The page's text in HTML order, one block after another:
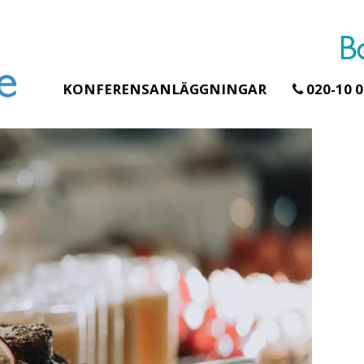
KONFERENSANLÄGGNINGAR 020-10
Erbjudande från Åhus Seaside
SPA & Konferens
Åhus Seaside Take
Over erbjudande
Ta över ett helt hotell. På
stranden i Åhus. För grupper
erbjuder vi en full abonnering
av Åhus Seaside SPA &
Konferens. Under er vistelse är
hela hotellet ert ...
Hela
teamet –
skogen ingår
Samla teamet för två
konferensdagar med
skogsmiljö, endast
minuter från Göteborg.
bokar vårt